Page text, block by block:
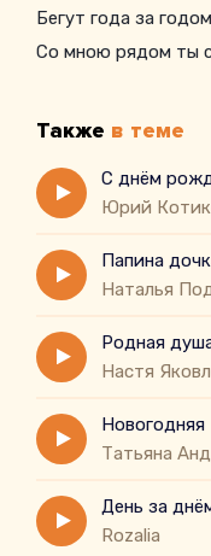
Бегут года за
Со мною рядом ты
Также в теме
С днём
Юрий
Папина
Наталья
Родная
Настя
Новогодняя
Татьяна
День за
Rozalia